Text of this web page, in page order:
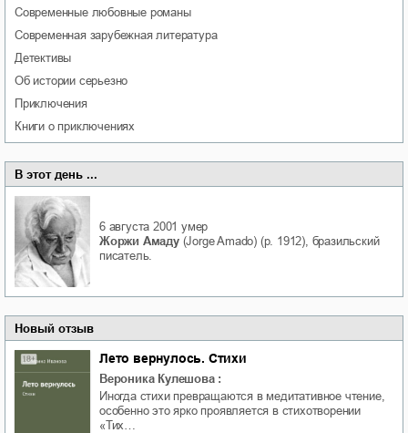
современные любовные романы
современная зарубежная литература
детективы
об истории серьезно
приключения
книги о приключениях
В этот день ...
6 августа 2001 умер
Жоржи Амаду(Jorge Amado) (р. 1912), бразильский
писатель.
Новый отзыв
Лето вернулось. Стихи
Вероника Кулешова :
Иногда стихи превращаются в медитативное чтение,
особенно это ярко проявляется в стихотворении
«Тих…